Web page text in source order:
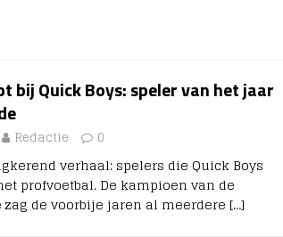
bij Quick Boys: speler van het jaar
Redactie 0
verhaal: spelers die Quick Boys
profvoetbal. De kampioen van de
zag de voorbije jaren al meerdere […]